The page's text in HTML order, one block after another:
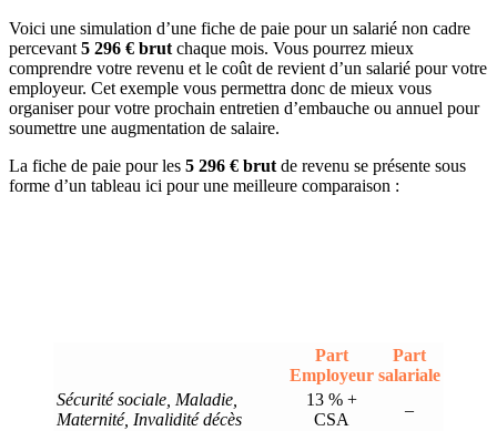
Voici une simulation d’une fiche de paie pour un salarié non cadre
percevant 5 296 € brut chaque mois. Vous pourrez mieux
comprendre votre revenu et le coût de revient d’un salarié pour votre
employeur. Cet exemple vous permettra donc de mieux vous
organiser pour votre prochain entretien d’embauche ou annuel pour
soumettre une augmentation de salaire.
La fiche de paie pour les 5 296 € brut de revenu se présente sous
forme d’un tableau ici pour une meilleure comparaison :
Part
Employeur
Part
salariale
Sécurité sociale, Maladie,
Maternité, Invalidité décès
13 % +
CSA
–